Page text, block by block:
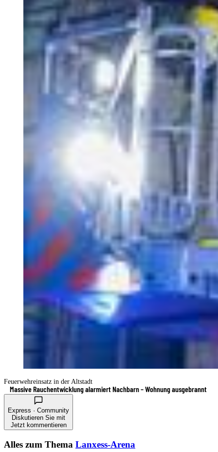
Feuerwehreinsatz in der Altstadt
Massive Rauchentwicklung alarmiert Nachbarn – Wohnung ausgebrannt
Express · Community
Diskutieren Sie mit
Jetzt kommentieren
Alles zum Thema Lanxess-Arena